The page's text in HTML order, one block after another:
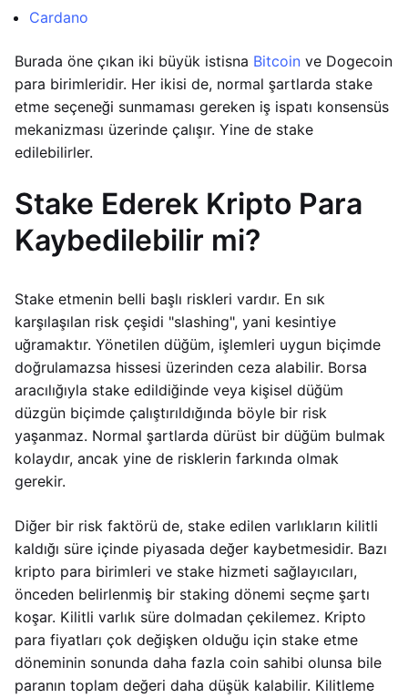
Cardano
Burada öne çıkan iki büyük istisna Bitcoin ve Dogecoin
para birimleridir. Her ikisi de, normal şartlarda stake
etme seçeneği sunmaması gereken iş ispatı konsensüs
mekanizması üzerinde çalışır. Yine de stake
edilebilirler.
Stake Ederek Kripto Para
Kaybedilebilir mi?
Stake etmenin belli başlı riskleri vardır. En sık
karşılaşılan risk çeşidi "slashing", yani kesintiye
uğramaktır. Yönetilen düğüm, işlemleri uygun biçimde
doğrulamazsa hissesi üzerinden ceza alabilir. Borsa
aracılığıyla stake edildiğinde veya kişisel düğüm
düzgün biçimde çalıştırıldığında böyle bir risk
yaşanmaz. Normal şartlarda dürüst bir düğüm bulmak
kolaydır, ancak yine de risklerin farkında olmak
gerekir.
Diğer bir risk faktörü de, stake edilen varlıkların kilitli
kaldığı süre içinde piyasada değer kaybetmesidir. Bazı
kripto para birimleri ve stake hizmeti sağlayıcıları,
önceden belirlenmiş bir staking dönemi seçme şartı
koşar. Kilitli varlık süre dolmadan çekilemez. Kripto
para fiyatları çok değişken olduğu için stake etme
döneminin sonunda daha fazla coin sahibi olunsa bile
paranın toplam değeri daha düşük kalabilir. Kilitleme